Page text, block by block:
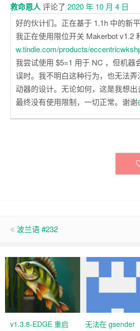
救命恩人评论了 2020 年 10 月 4 日
好的伙计们。正在基于 1.1h 中的新
我正在使用限位开关 Makerbot v1.2
w.tindie.com/products/
我尝试使用 $5=1 用于 NC ，但机
误时。我不明白这种行为，也无法
动器的设计。无论如何，这是我想出
最终没有使用限制，一切正常。谢谢
波兰语 #232
v1.3.8-EDGE 重启
无法在 gsender